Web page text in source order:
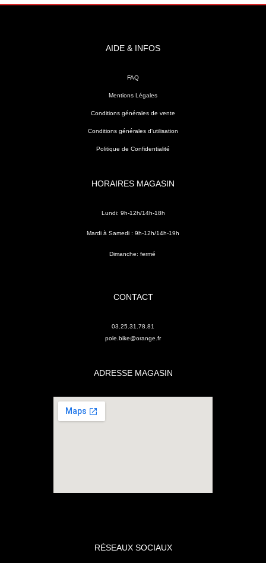
AIDE & INFOS
FAQ
Mentions Légales
Conditions générales de vente
Conditions générales d'utilisation
Politique de Confidentialité
HORAIRES MAGASIN
Lundi: 9h-12h/14h-18h
Mardi à Samedi : 9h-12h/14h-19h
Dimanche: fermé
CONTACT
03.25.31.78.81
pole.bike@orange.fr
ADRESSE MAGASIN
RÉSEAUX SOCIAUX